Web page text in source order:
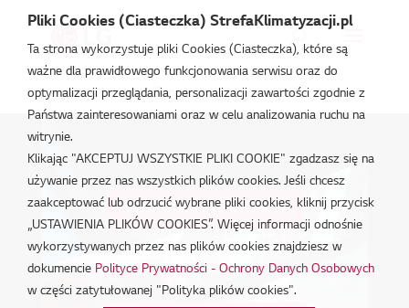
Strefa Klimatyzacji/Serwis
WARUNKI INSTALACJI
Pliki Cookies (Ciasteczka) StrefaKlimatyzacji.pl
Ta strona wykorzystuje pliki Cookies (Ciasteczka), które są
ważne dla prawidłowego funkcjonowania serwisu oraz do
optymalizacji przeglądania, personalizacji zawartości zgodnie z
Państwa zainteresowaniami oraz w celu analizowania ruchu na
witrynie.
Klikając "AKCEPTUJ WSZYSTKIE PLIKI COOKIE" zgadzasz się na
używanie przez nas wszystkich plików cookies. Jeśli chcesz
zaakceptować lub odrzucić wybrane pliki cookies, kliknij przycisk
„USTAWIENIA PLIKÓW COOKIES”. Więcej informacji odnośnie
wykorzystywanych przez nas plików cookies znajdziesz w
dokumencie Polityce Prywatności - Ochrony Danych Osobowych
w części zatytułowanej "Polityka plików cookies".